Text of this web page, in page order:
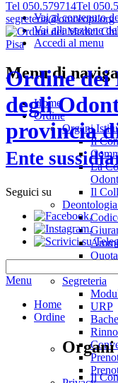
Vai al contenuto
Vai alla sezione
Accedi al menu
Tel 050.579714Tel
segreteria@omceopi.org
Ordine dei
degli
provincia
Ente
Seguici su
.
.
Menu
Home
Ordine
Il
Menu di
Home
Ordine
Organi
Il
La
Il
Segreteria
URP